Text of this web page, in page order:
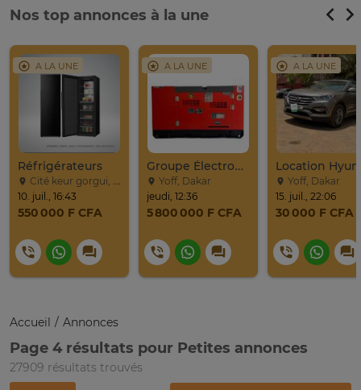
Nos top annonces à la une
A LA UNE
Réfrigérateurs
Cité keur gorgui, Dakar
10. juil., 16:43
550 000 F CFA
A LA UNE
Groupe Électrogène 30 KVA
Yoff, Dakar
jeudi, 12:36
5 800 000 F CFA
A LA UNE
Yoff, Dakar
15. juil., 22:06
30 000 F CFA
Accueil Annonces
Page 4 résultats pour Petites annonces
27909 résultats trouvés